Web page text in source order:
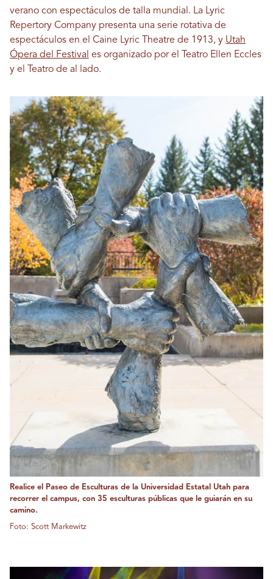
verano con espectáculos de talla mundial. La Lyric
Repertory Company presenta una serie rotativa de
espectáculos en el Caine Lyric Theatre de 1913, y Utah
Ópera del Festival es organizado por el Teatro Ellen Eccles
y el Teatro de al lado.
Realice el Paseo de Esculturas de la Universidad Estatal Utah para
recorrer el campus, con 35 esculturas públicas que le guiarán en su
camino.
Foto: Scott Markewitz